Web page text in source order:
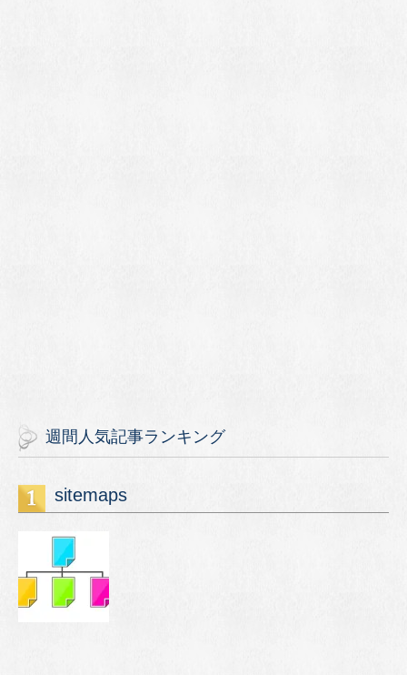
週間人気記事ランキング
sitemaps